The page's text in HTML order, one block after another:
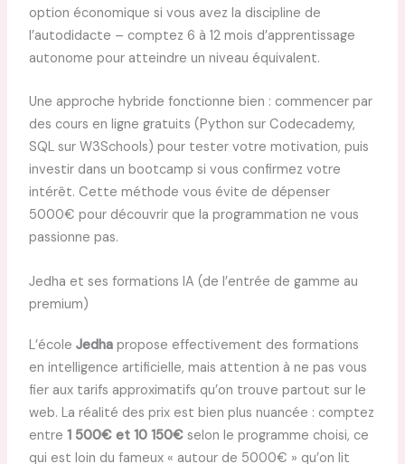
option économique si vous avez la discipline de
l’autodidacte – comptez 6 à 12 mois d’apprentissage
autonome pour atteindre un niveau équivalent.
Une approche hybride fonctionne bien : commencer par
des cours en ligne gratuits (Python sur Codecademy,
SQL sur W3Schools) pour tester votre motivation, puis
investir dans un bootcamp si vous confirmez votre
intérêt. Cette méthode vous évite de dépenser
5000€ pour découvrir que la programmation ne vous
passionne pas.
Jedha et ses formations IA (de l’entrée de gamme au
premium)
L’école Jedhapropose effectivement des formations
en intelligence artificielle, mais attention à ne pas vous
fier aux tarifs approximatifs qu’on trouve partout sur le
web. La réalité des prix est bien plus nuancée : comptez
entre 1 500€ et 10 150€selon le programme choisi, ce
qui est loin du fameux « autour de 5000€ » qu’on lit